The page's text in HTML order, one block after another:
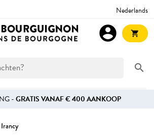
Nederlands
search
account_circle shopping_cart
-GRATIS VANAF € 400 AANKOOP
Irancy